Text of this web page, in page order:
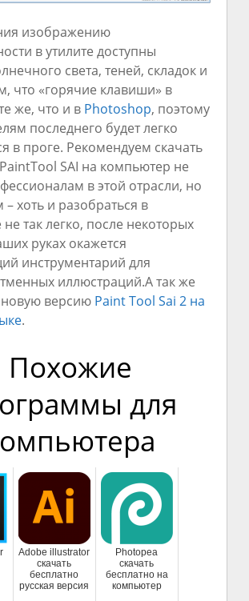
изображению
в утилите доступны
света, теней, складок и
что «горячие клавиши» в
же, что и в Photoshop, поэтому
последнего будет легко
в проге. Рекомендуем скачать
SAI на компьютер не
в этой отрасли, но
хоть и разобраться в
так легко, после некоторых
руках окажется
инструментарий для
иллюстраций.А так же
версию Paint Tool Sai 2 на
.
Похожие
для
Adobe illustrator
скачать
бесплатно
русская версия
Photopea
скачать
бесплатно на
компьютер